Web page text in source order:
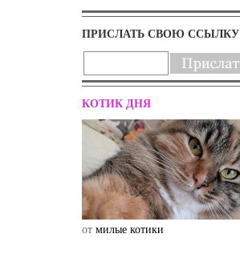
ПРИСЛАТЬ СВОЮ ССЫЛКУ
КОТИК ДНЯ
от милые котики